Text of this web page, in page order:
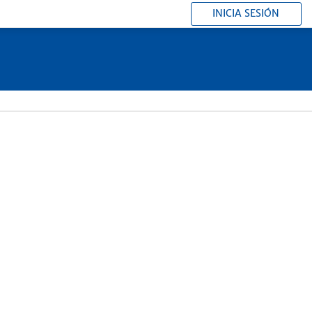
INICIA SESIÓN